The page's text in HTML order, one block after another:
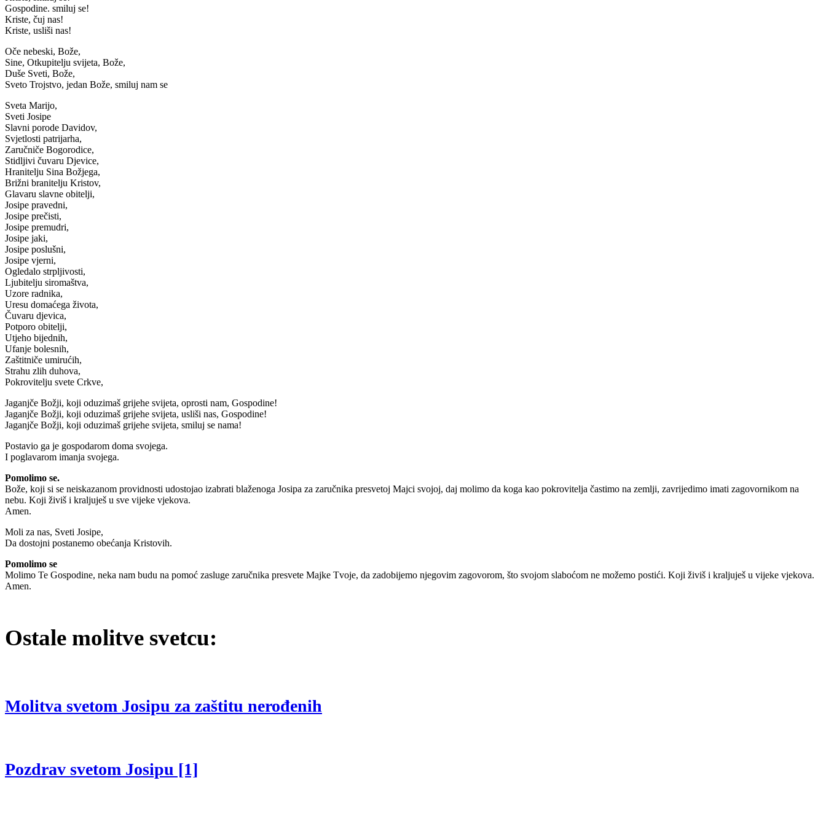
Gospodine. smiluj se!
Kriste, čuj nas!
Kriste, usliši nas!
Oče nebeski, Bože,
Sine, Otkupitelju svijeta, Bože,
Duše Sveti, Bože,
Sveto Trojstvo, jedan Bože, smiluj nam se
Sveta Marijo,
Sveti Josipe
Slavni porode Davidov,
Svjetlosti patrijarha,
Zaručniče Bogorodice,
Stidljivi čuvaru Djevice,
Hranitelju Sina Božjega,
Brižni branitelju Kristov,
Glavaru slavne obitelji,
Josipe pravedni,
Josipe prečisti,
Josipe premudri,
Josipe jaki,
Josipe poslušni,
Josipe vjerni,
Ogledalo strpljivosti,
Ljubitelju siromaštva,
Uzore radnika,
Uresu domaćega života,
Čuvaru djevica,
Potporo obitelji,
Utjeho bijednih,
Ufanje bolesnih,
Zaštitniče umirućih,
Strahu zlih duhova,
Pokrovitelju svete Crkve,
Jaganjče Božji, koji oduzimaš grijehe svijeta, oprosti nam, Gospodine!
Jaganjče Božji, koji oduzimaš grijehe svijeta, usliši nas, Gospodine!
Jaganjče Božji, koji oduzimaš grijehe svijeta, smiluj se nama!
Postavio ga je gospodarom doma svojega.
I poglavarom imanja svojega.
Pomolimo se.
Bože, koji si se neiskazanom providnosti udostojao izabrati blaženoga Josipa za zaručnika presvetoj Majci svojoj, daj molimo da koga kao pokrovitelja častimo na zemlji, zavrijedimo imati zagovornikom na
nebu. Koji živiš i kraljuješ u sve vijeke vjekova.
Amen.
Moli za nas, Sveti Josipe,
Da dostojni postanemo obećanja Kristovih.
Pomolimo se
Molimo Te Gospodine, neka nam budu na pomoć zasluge zaručnika presvete Majke Tvoje, da zadobijemo njegovim zagovorom, što svojom slaboćom ne možemo postići. Koji živiš i kraljuješ u vijeke vjekova.
Amen.
Ostale molitve svetcu:
Molitva svetom Josipu za zaštitu nerođenih
Pozdrav svetom Josipu [1]